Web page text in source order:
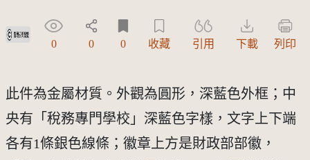
受著作權法保護-僅限於本平台有限度公開瀏覽
0 0 0 收藏 引用 下載 列印
此件為金屬材質。外觀為圓形，深藍色外框；中
央有「稅務專門學校」深藍色字樣，文字上下端
各有1條銀色線條；徽章上方是財政部部徽，